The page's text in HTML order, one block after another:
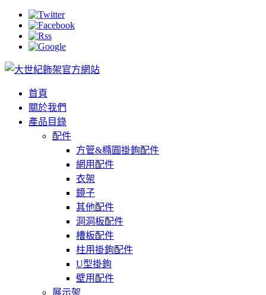
首頁
關於我們
產品目錄
配件
方管&橢圓掛鉤配件
網用配件
衣架
鏡子
其他配件
洞洞板配件
槽板配件
柱用掛鉤配件
U型掛鉤
壁用配件
展示架